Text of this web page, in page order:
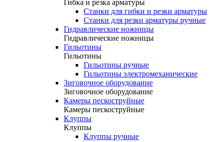
Гибка и резка арматуры
Станки для гибки и резки арматуры
Станки для резки арматуры ручные
Гидравлические ножницы
Гидравлические ножницы
Гильотины
Гильотины
Гильотины ручные
Гильотины электромеханические
Зиговочное оборудование
Зиговочное оборудование
Камеры пескоструйные
Камеры пескоструйные
Клуппы
Клуппы
Клуппы ручные